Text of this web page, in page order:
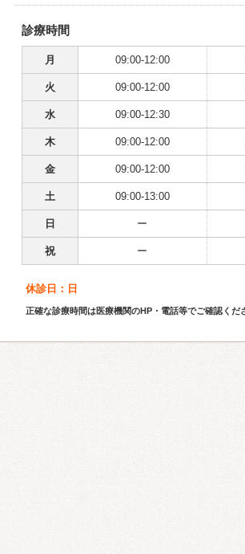
診療時間
月 09:00-12:00
火 09:00-12:00
水 09:00-12:30
木 09:00-12:00
金 09:00-12:00
土 09:00-13:00
日 ー
祝 ー
休診日：日
正確な診療時間は医療機関のHP・電話等でご確認くだ